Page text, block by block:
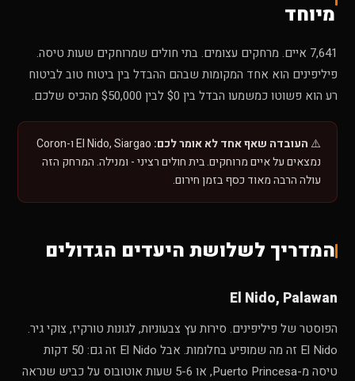
מיוחד
7,641 איים. מרחקים עצומים. בתי חולים שמרוחקים שעות טיסה.
פיליפינים הוא אחד המקומות שבהם ההבדל בין ביטוח טוב לביטוח
רע הוא פשוטו כמשמעו הבדל בין $0 לבין $50,000 מהכיס שלכם.
⚠️ העובדה שאף אחד לא אומר לכם:
El Nido, Siargao ו-Coron
נמצאים על איים מרוחקים. בית חולים רציני - ומנילה. המרחק הזה
עולה הרבה מאוד כסף בזמן חירום.
המדריך לשלושת היעדים הגדולים
El Nido, Palawan
הפוסטר של פיליפינים. סירות עץ צבעוניות, לגונות טורקיז, צוקי גיר.
El Nido זה מה שמופיע בחלומות. אבל El Nido זה גם: 50 דקות
טיסה מ-Puerto Princesa, או 5-6 שעות אוטובוס על כביש שנראה